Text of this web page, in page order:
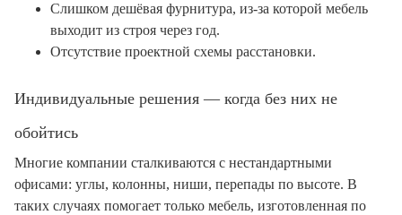
Слишком дешёвая фурнитура, из-за которой мебель
выходит из строя через год.
Отсутствие проектной схемы расстановки.
Индивидуальные решения — когда без них не
обойтись
Многие компании сталкиваются с нестандартными
офисами: углы, колонны, ниши, перепады по высоте. В
таких случаях помогает только мебель, изготовленная по